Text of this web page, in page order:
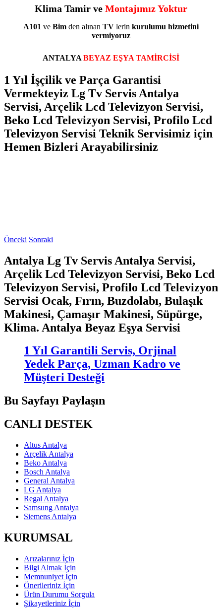
Klima Tamir ve Montajımız Yoktur
A101 ve Bim den alınan TV lerin kurulumu hizmetini
vermiyoruz
ANTALYA BEYAZ EŞYA TAMİRCİSİ
1 Yıl İşçilik ve Parça Garantisi
Vermekteyiz Lg Tv Servis Antalya
Servisi, Arçelik Lcd Televizyon Servisi,
Beko Lcd Televizyon Servisi, Profilo Lcd
Televizyon Servisi Teknik Servisimiz için
Hemen Bizleri Arayabilirsiniz
Önceki Sonraki
Antalya Lg Tv Servis Antalya Servisi,
Arçelik Lcd Televizyon Servisi, Beko Lcd
Televizyon Servisi, Profilo Lcd Televizyon
Servisi Ocak, Fırın, Buzdolabı, Bulaşık
Makinesi, Çamaşır Makinesi, Süpürge,
Klima. Antalya Beyaz Eşya Servisi
1 Yıl Garantili Servis, Orjinal
Yedek Parça, Uzman Kadro ve
Müşteri Desteği
Bu Sayfayı Paylaşın
CANLI DESTEK
Altus Antalya
Arçelik Antalya
Beko Antalya
Bosch Antalya
General Antalya
LG Antalya
Regal Antalya
Samsung Antalya
Siemens Antalya
KURUMSAL
Arızalarınız İçin
Bilgi Almak İçin
Memnuniyet İçin
Önerileriniz İçin
Ürün Durumu Sorgula
Şikayetleriniz İçin